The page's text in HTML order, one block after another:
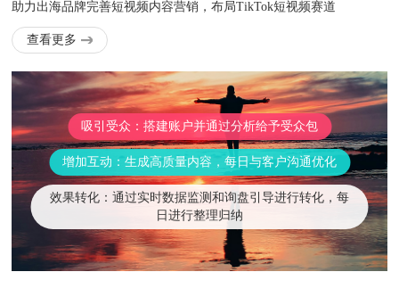
助力出海品牌完善短视频内容营销，布局TikTok短视频赛道
查看更多
吸引受众：搭建账户并通过分析给予受众包
增加互动：生成高质量内容，每日与客户沟通优化
效果转化：通过实时数据监测和询盘引导进行转化，每
日进行整理归纳